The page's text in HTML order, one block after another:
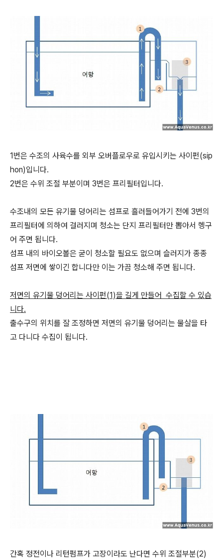
1번은 수조의 사육수를 외부 오버플로우로 유입시키는 사이펀(sip
hon)입니다.
2번은 수위 조절 부분이며 3번은 프리필터입니다.
수조내의 모든 유기물 덩어리는 섬프로 흘러들어가기 전에 3번의
프리필터에 의하여 걸러지며 청소는 단지 프리필터만 뽑아서 헹구
어 주면 됩니다.
섬프 내의 바이오볼은 굳이 청소할 필요도 없으며 슬러지가 종종
섬프 저면에 쌓이긴 합니다만 이는 가끔 청소해 주면 됩니다.
저면의 유기물 덩어리는 사이펀(1)을 길게 만들어 수집할 수 있습
니다.
출수구의 위치를 잘 조정하면 저면의 유기물 덩어리는 물살을 타
고 다니다 수집이 됩니다.
간혹 정전이나 리턴펌프가 고장이라도 난다면 수위 조절부분(2)